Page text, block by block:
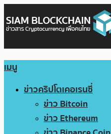
เมนู
ข่าวคริปโตเคอเรนซี่
ข่าว Bitcoin
ข่าว Ethereum